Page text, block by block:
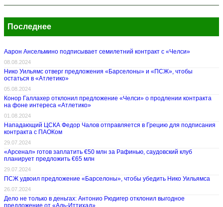
Последнее
Аарон Ансельмино подписывает семилетний контракт с «Челси»
08.08.2024
Нико Уильямс отверг предложения «Барселоны» и «ПСЖ», чтобы
остаться в «Атлетико»
05.08.2024
Конор Галлахер отклонил предложение «Челси» о продлении контракта
на фоне интереса «Атлетико»
01.08.2024
Нападающий ЦСКА Федор Чалов отправляется в Грецию для подписания
контракта с ПАОКом
29.07.2024
«Арсенал» готов заплатить €50 млн за Рафинью, саудовский клуб
планирует предложить €65 млн
29.07.2024
ПСЖ удвоил предложение «Барселоны», чтобы убедить Нико Уильямса
26.07.2024
Дело не только в деньгах: Антонио Рюдигер отклонил выгодное
предложение от «Аль-Иттихад»